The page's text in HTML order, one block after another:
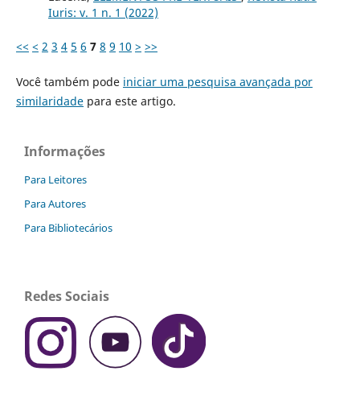
Iuris: v. 1 n. 1 (2022)
<< < 2 3 4 5 6 7 8 9 10 > >>
Você também pode iniciar uma pesquisa avançada por
similaridadepara este artigo.
Informações
Para Leitores
Para Autores
Para Bibliotecários
Redes Sociais